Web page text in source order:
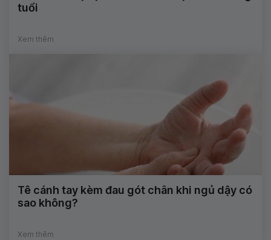
tuổi
Xem thêm
Tê cánh tay kèm đau gót chân khi ngủ dậy có
sao không?
Xem thêm